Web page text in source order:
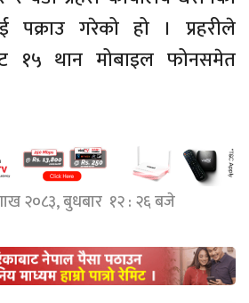
पक्राउ गरेको हो । प्रहरीले
१५ थान मोबाइल फोनसमेत
२०८३, बुधबार १२ : २६ बजे